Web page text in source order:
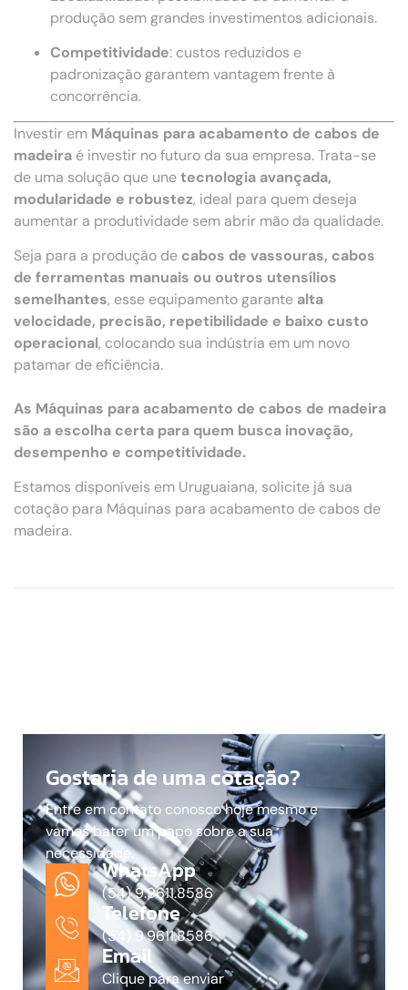
produção sem grandes investimentos adicionais.
Competitividade: custos reduzidos e
padronização garantem vantagem frente à
concorrência.
Investir em Máquinas para acabamento de cabos de
madeira é investir no futuro da sua empresa. Trata-se
de uma solução que unetecnologia avançada,
modularidade e robustez, ideal para quem deseja
aumentar a produtividade sem abrir mão da qualidade.
Seja para a produção de cabos de vassouras, cabos
de ferramentas manuais ou outros utensílios
semelhantes, esse equipamento garante alta
velocidade, precisão, repetibilidade e baixo custo
operacional, colocando sua indústria em um novo
patamar de eficiência.
As Máquinas para acabamento de cabos de madeira
são a escolha certa para quem busca inovação,
desempenho e competitividade.
Estamos disponíveis em Uruguaiana, solicite já sua
cotação para Máquinas para acabamento de cabos de
madeira.
Gostaria de uma cotação?
Entre em contato conosco hoje mesmo e
vamos bater um papo sobre a sua
necessidade.
WhatsApp
(54) 9.9611.8586
Telefone
(54) 9.9611.8586
Email
Clique para enviar